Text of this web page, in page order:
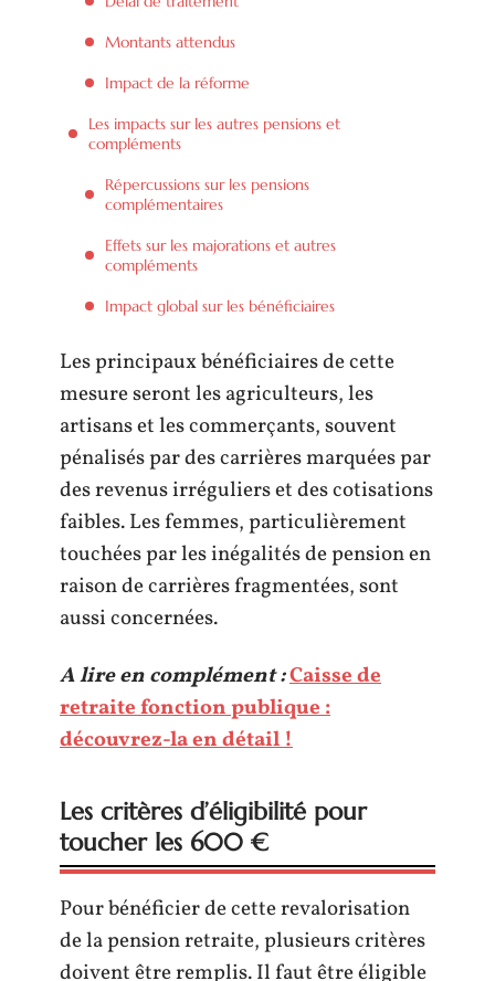
Montants attendus
Impact de la réforme
Les impacts sur les autres pensions et
compléments
Répercussions sur les pensions
complémentaires
Effets sur les majorations et autres
compléments
Impact global sur les bénéficiaires
Les principaux bénéficiaires de cette
mesure seront les agriculteurs, les
artisans et les commerçants, souvent
pénalisés par des carrières marquées par
des revenus irréguliers et des cotisations
faibles. Les femmes, particulièrement
touchées par les inégalités de pension en
raison de carrières fragmentées, sont
aussi concernées.
A lire en complément :Caisse de
retraite fonction publique :
découvrez-la en détail !
Les critères d’éligibilité pour
toucher les 600 €
Pour bénéficier de cette revalorisation
de la pension retraite, plusieurs critères
doivent être remplis. Il faut être éligible